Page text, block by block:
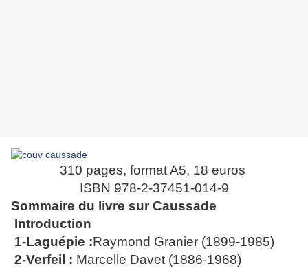
310 pages, format A5, 18 euros
ISBN 978-2-37451-014-9
Sommaire du livre sur Caussade
Introduction
1-Laguépie :Raymond Granier (1899-1985)
2-Verfeil : Marcelle Davet (1886-1968)